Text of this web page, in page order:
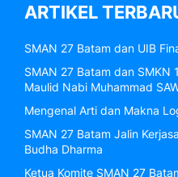
ARTIKEL
SMAN 27 Batam dan UIB
SMAN 27 Batam dan SMKN
Maulid Nabi Muhammad
Mengenal Arti dan Makna
SMAN 27 Batam Jalin
Budha Dharma
Ketua Komite SMAN 27